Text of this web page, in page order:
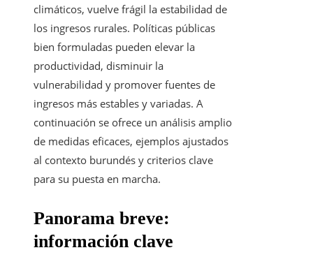
climáticos, vuelve frágil la estabilidad de
los ingresos rurales. Políticas públicas
bien formuladas pueden elevar la
productividad, disminuir la
vulnerabilidad y promover fuentes de
ingresos más estables y variadas. A
continuación se ofrece un análisis amplio
de medidas eficaces, ejemplos ajustados
al contexto burundés y criterios clave
para su puesta en marcha.
Panorama breve:
información clave